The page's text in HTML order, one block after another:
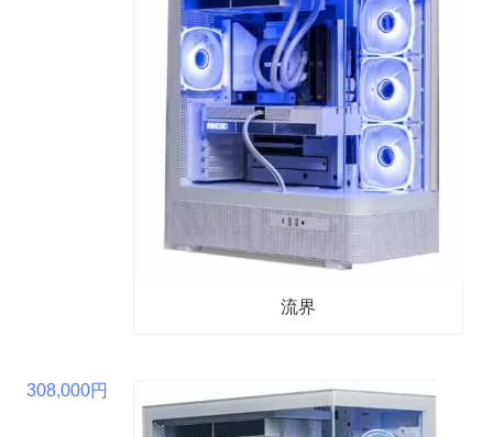
流界
308,000円